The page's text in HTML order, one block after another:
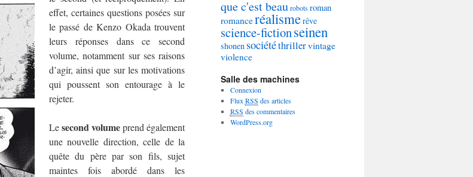
effet, certaines questions posées sur
le passé de Kenzo Okada trouvent
leurs réponses dans ce second
volume, notamment sur ses raisons
d’agir, ainsi que sur les motivations
qui poussent son entourage à le
rejeter.
Lesecond volumeprend également
une nouvelle direction, celle de la
quête du père par son fils, sujet
maintes fois abordé dans les
que c'est beaurobotsroman
romanceréalismerêve
science-fictionseinen
shonen sociététhrillervintage
violence
Salle des machines
Connexion
Flux RSS des articles
RSS des commentaires
WordPress.org